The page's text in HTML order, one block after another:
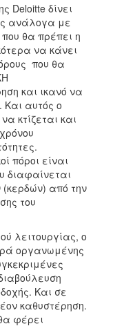
Deloitte δίνει
ανάλογα με
θα πρέπει η
να κάνει
που θα
και ικανό να
Και αυτός ο
κτίζεται και
πόροι είναι
διαφαίνεται
(κερδών) από την
του
λειτουργίας, ο
οργανωμένης
Και σε
καθυστέρηση.
φέρει